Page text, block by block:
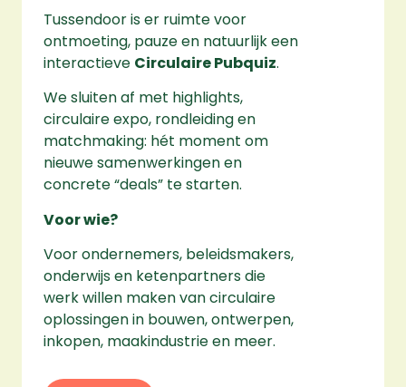
Tussendoor is er ruimte voor
ontmoeting, pauze en natuurlijk een
interactieve Circulaire Pubquiz.
We sluiten af met highlights,
circulaire expo, rondleiding en
matchmaking: hét moment om
nieuwe samenwerkingen en
concrete “deals” te starten.
Voor wie?
Voor ondernemers, beleidsmakers,
onderwijs en ketenpartners die
werk willen maken van circulaire
oplossingen in bouwen, ontwerpen,
inkopen, maakindustrie en meer.